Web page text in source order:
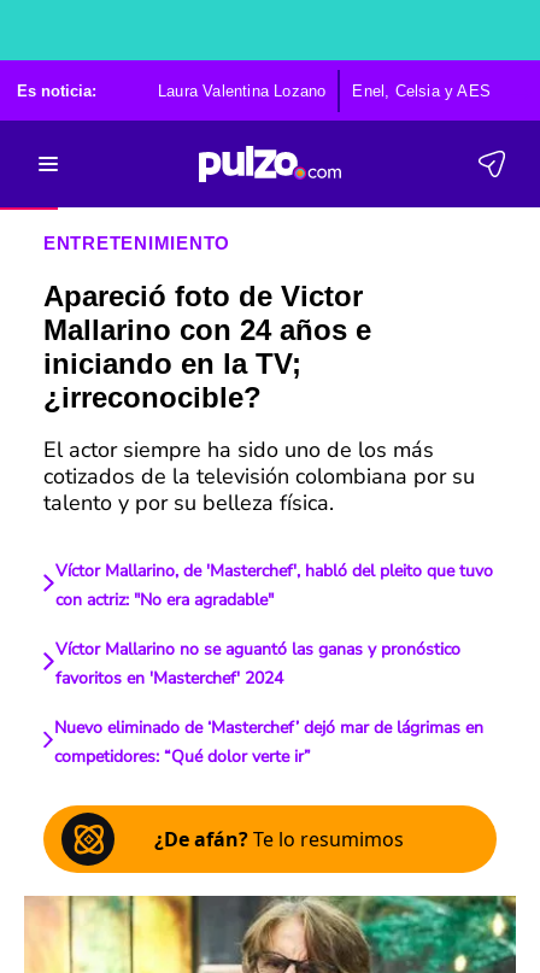
Es noticia: Laura Valentina Lozano Enel, Celsia y AES
ENTRETENIMIENTO
Apareció foto de Victor
Mallarino con 24 años e
iniciando en la TV;
¿irreconocible?
El actor siempre ha sido uno de los más
cotizados de la televisión colombiana por su
talento y por su belleza física.
Víctor Mallarino, de 'Masterchef', habló del pleito que tuvo
con actriz: "No era agradable"
Víctor Mallarino no se aguantó las ganas y pronóstico
favoritos en 'Masterchef' 2024
Nuevo eliminado de ‘Masterchef’ dejó mar de lágrimas en
competidores: “Qué dolor verte ir”
¿De afán?Te lo resumimos